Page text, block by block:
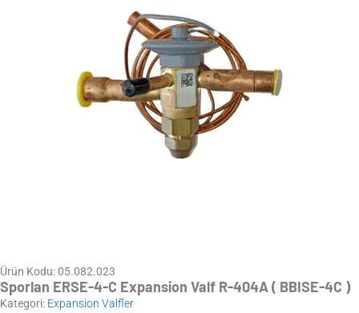
Ürün Kodu: 05.082.023
Sporlan ERSE-4-C Expansion Valf R-404A ( BBISE-4C )
Kategori: Expansion Valfler